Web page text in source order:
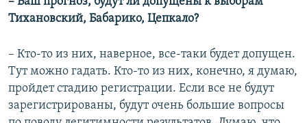
Тихановский, Бабарико, Цепкало?
– Кто-то из них, наверное, все-таки будет допущен.
Тут можно гадать. Кто-то из них, конечно, я думаю,
пройдет стадию регистрации. Если все не будут
зарегистрированы, будут очень большие вопросы